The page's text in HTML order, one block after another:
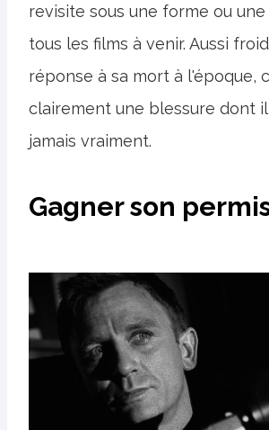
revisite sous une forme ou
tous les films à venir. Aussi
réponse à sa mort à l'époque,
clairement une blessure dont
jamais vraiment.
Gagner son